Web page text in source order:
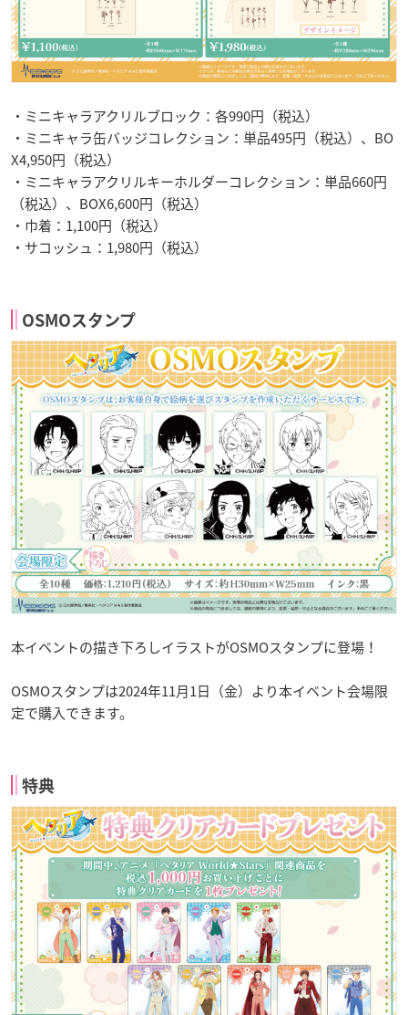
・ミニキャラアクリルブロック：各990円（税込）
・ミニキャラ缶バッジコレクション：単品495円（税込）、BO
X4,950円（税込）
・ミニキャラアクリルキーホルダーコレクション：単品660円
（税込）、BOX6,600円（税込）
・巾着：1,100円（税込）
・サコッシュ：1,980円（税込）
OSMOスタンプ
本イベントの描き下ろしイラストがOSMOスタンプに登場！
OSMOスタンプは2024年11月1日（金）より本イベント会場限
定で購入できます。
特典